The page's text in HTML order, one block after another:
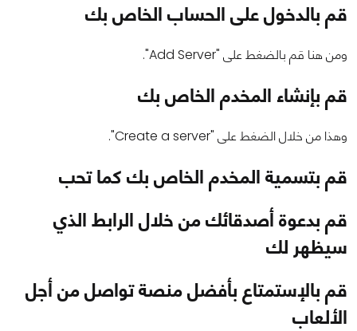
قم بالدخول على الحساب الخاص بك
ومن هنا قم بالضغط على "Add Server".
قم بإنشاء المخدم الخاص بك
وهذا من خلال الضغط على "Create a server".
قم بتسمية المخدم الخاص بك كما تحب
قم بدعوة أصدقائك من خلال الرابط الذي
سيظهر لك
قم بالإستمتاع بأفضل منصة تواصل من أجل
الألعاب